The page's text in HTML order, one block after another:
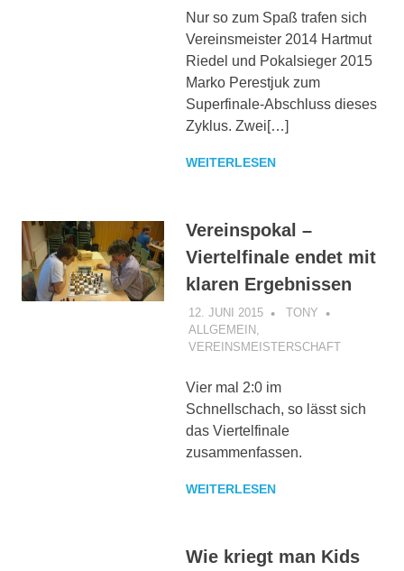
Nur so zum Spaß trafen sich
Vereinsmeister 2014 Hartmut
Riedel und Pokalsieger 2015
Marko Perestjuk zum
Superfinale-Abschluss dieses
Zyklus. Zwei[…]
WEITERLESEN
Vereinspokal –
Viertelfinale endet mit
klaren Ergebnissen
12. JUNI 2015
TONY
ALLGEMEIN,
VEREINSMEISTERSCHAFT
Vier mal 2:0 im
Schnellschach, so lässt sich
das Viertelfinale
zusammenfassen.
WEITERLESEN
Wie kriegt man Kids